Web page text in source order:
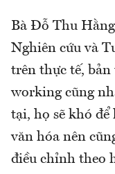
Bà Đỗ Thu
Nghiên cứu và
trên thực tế,
working cũng
tại, họ sẽ khó
văn hóa nên
điều chỉnh theo